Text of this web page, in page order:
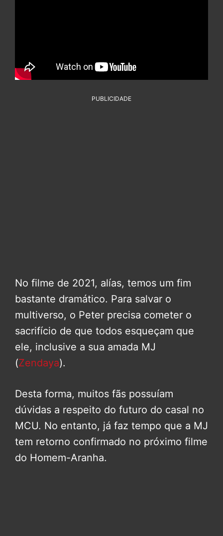
PUBLICIDADE
No filme de 2021, alías, temos um fim
bastante dramático. Para salvar o
multiverso, o Peter precisa cometer o
sacrifício de que todos esqueçam que
ele, inclusive a sua amada MJ
(Zendaya).
Desta forma, muitos fãs possuíam
dúvidas a respeito do futuro do casal no
MCU. No entanto, já faz tempo que a MJ
tem retorno confirmado no próximo filme
do Homem-Aranha.